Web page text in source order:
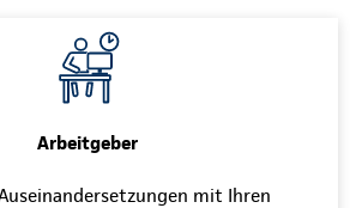
Arbeitgeber
mit Ihren